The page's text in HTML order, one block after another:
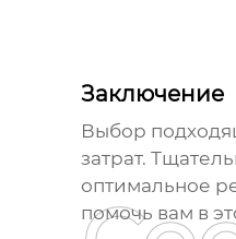
Заключение
Выбор
затрат.
оптимальное
помочь вам в